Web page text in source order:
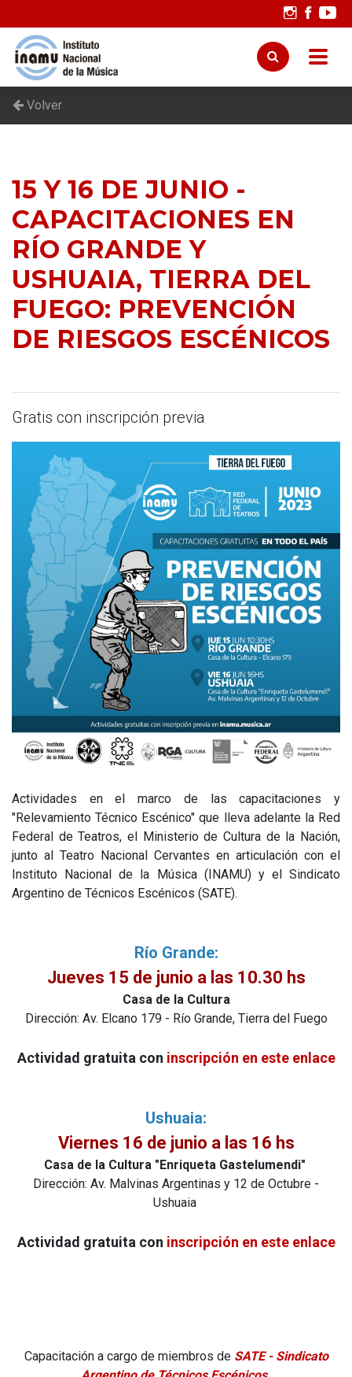
Volver
15 Y 16 DE JUNIO -
CAPACITACIONES EN
RÍO GRANDE Y
USHUAIA, TIERRA DEL
FUEGO: PREVENCIÓN
DE RIESGOS ESCÉNICOS
Gratis con inscripción previa
Actividades en el marco de las capacitaciones y
"Relevamiento Técnico Escénico" que lleva adelante la Red
Federal de Teatros, el Ministerio de Cultura de la Nación,
junto al Teatro Nacional Cervantes en articulación con el
Instituto Nacional de la Música (INAMU) y el Sindicato
Argentino de Técnicos Escénicos (SATE).
Río Grande:
Jueves 15 de junio a las 10.30 hs
Casa de la Cultura
Dirección: Av. Elcano 179 - Río Grande, Tierra del Fuego
Actividad gratuita con inscripción en este enlace
Ushuaia:
Viernes 16 de junio a las 16 hs
Casa de la Cultura "Enriqueta Gastelumendi"
Dirección: Av. Malvinas Argentinas y 12 de Octubre -
Ushuaia
Actividad gratuita con inscripción en este enlace
Capacitación a cargo de miembros de SATE - Sindicato